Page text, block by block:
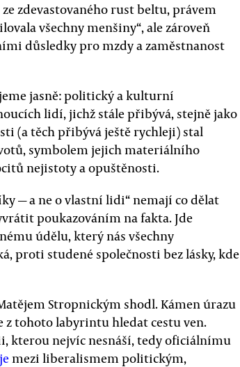
zdevastovaného rust beltu, právem
všechny menšiny“, ale zároveň
důsledky pro mzdy a zaměstnanost
jasně: politický a kulturní
lidí, jichž stále přibývá, stejně jako
(a těch přibývá ještě rychleji) stal
symbolem jejich materiálního
nejistoty a opuštěnosti.
— a ne o vlastní lidi“ nemají co dělat
poukazováním na fakta. Jde
údělu, který nás všechny
proti studené společnosti bez lásky, kde
Stropnickým shodl. Kámen úrazu
z tohoto labyrintu hledat cestu ven.
kterou nejvíc nesnáší, tedy oficiálnímu
mezi liberalismem politickým,